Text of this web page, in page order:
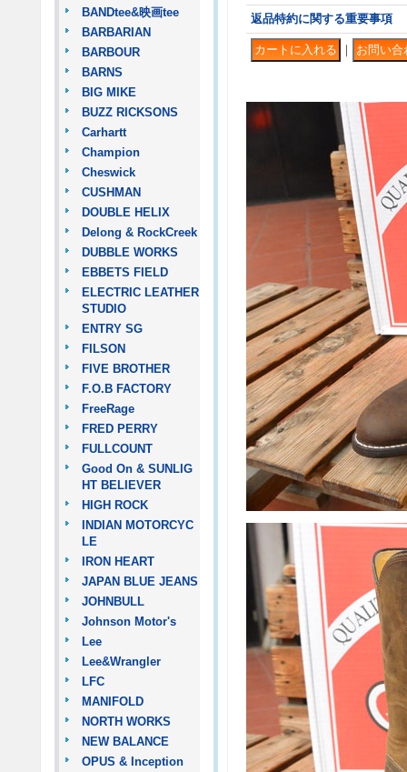
BANDtee&映画tee
BARBARIAN
BARBOUR
BARNS
BIG MIKE
BUZZ RICKSONS
Carhartt
Champion
Cheswick
CUSHMAN
DOUBLE HELIX
Delong & RockCreek
DUBBLE WORKS
EBBETS FIELD
ELECTRIC LEATHER
STUDIO
ENTRY SG
FILSON
FIVE BROTHER
F.O.B FACTORY
FreeRage
FRED PERRY
FULLCOUNT
Good On & SUNLIG
HT BELIEVER
HIGH ROCK
INDIAN MOTORCYC
LE
IRON HEART
JAPAN BLUE JEANS
JOHNBULL
Johnson Motor's
Lee
Lee&Wrangler
LFC
MANIFOLD
NORTH WORKS
NEW BALANCE
OPUS & Inception
返品特約に関する重要事項
｜